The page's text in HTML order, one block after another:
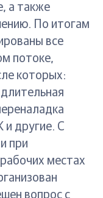
а также
По итогам
все
потоке,
которых:
другие. С
при
местах
вопрос с